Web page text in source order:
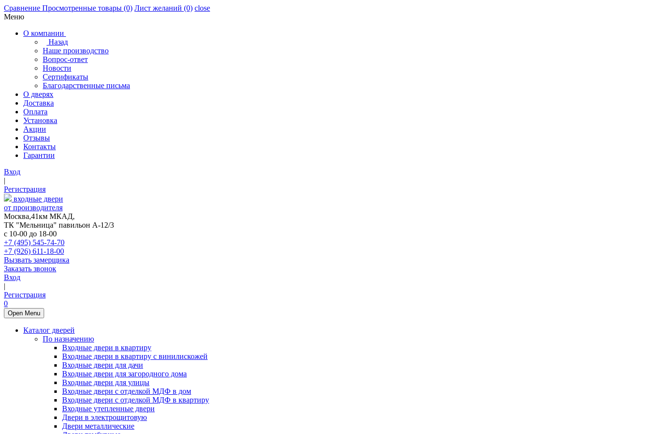
Сравнение Просмотренные товары (0) Лист желаний (0) close
Меню
О компании
Назад
Наше производство
Вопрос-ответ
Новости
Сертификаты
Благодарственные письма
О дверях
Доставка
Оплата
Установка
Акции
Отзывы
Контакты
Гарантии
Вход
|
Регистрация
входные двери
от производителя
Москва,41км МКАД,
ТК "Мельница" павильон А-12/3
с 10-00 до 18-00
+7 (495) 545-74-70
+7 (926) 611-18-00
Вызвать замерщика
Заказать звонок
Вход
|
Регистрация
0
Open Menu
Каталог дверей
По назначению
Входные двери в квартиру
Входные двери в квартиру с винилискожей
Входные двери для дачи
Входные двери для загородного дома
Входные двери для улицы
Входные двери с отделкой МДФ в дом
Входные двери с отделкой МДФ в квартиру
Входные утепленные двери
Двери в электрощитовую
Двери металлические